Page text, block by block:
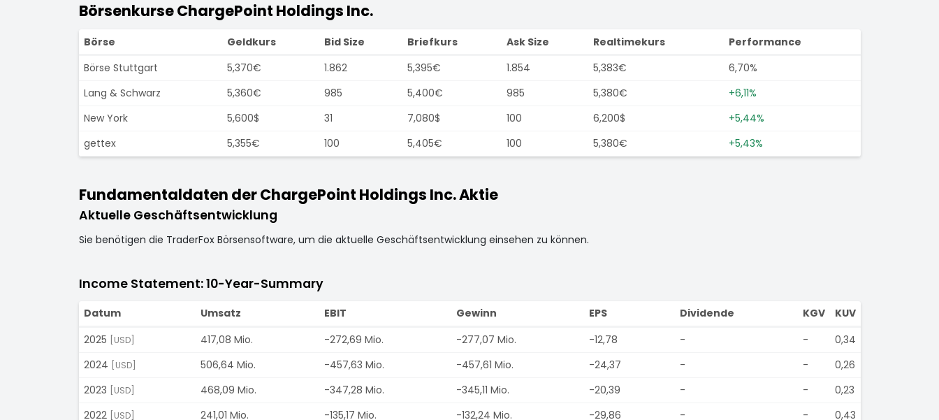
Börsenkurse ChargePoint Holdings Inc.
Börse Geldkurs Bid Size Briefkurs Ask Size Realtimekurs
Performance
Börse Stuttgart
5,370€ 1.862 5,395€ 1.854 5,383€
6,70%
Lang & Schwarz
5,360€ 985 5,400€ 985 5,380€
+6,11%
New York
5,600$ 31 7,080$ 100 6,200$
+5,44%
gettex
5,355€ 100 5,405€ 100 5,380€ +5,43%
Fundamentaldaten der ChargePoint Holdings Inc. Aktie
Aktuelle Geschäftsentwicklung
Sie benötigen die TraderFox Börsensoftware, um die aktuelle Geschäftsentwicklung einsehen zu können.
Income Statement: 10-Year-Summary
Datum Umsatz EBIT Gewinn EPS Dividende KGV
KUV
2025
[USD] 417,08 Mio. -272,69 Mio. -277,07 Mio. -12,78 - -
0,34
2024
[USD] 506,64 Mio. -457,63 Mio. -457,61 Mio. -24,37 - -
0,26
2023
[USD] 468,09 Mio. -347,28 Mio. -345,11 Mio. -20,39 - -
0,23
2022
[USD] 241,01 Mio. -135,17 Mio. -132,24 Mio. -29,86 - -
0,43